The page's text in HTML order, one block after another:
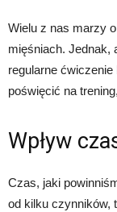
Wielu z nas marzy
mięśniach. Jednak,
regularne
poświęcić na
Wpływ
Czas, jaki
od kilku czynników,